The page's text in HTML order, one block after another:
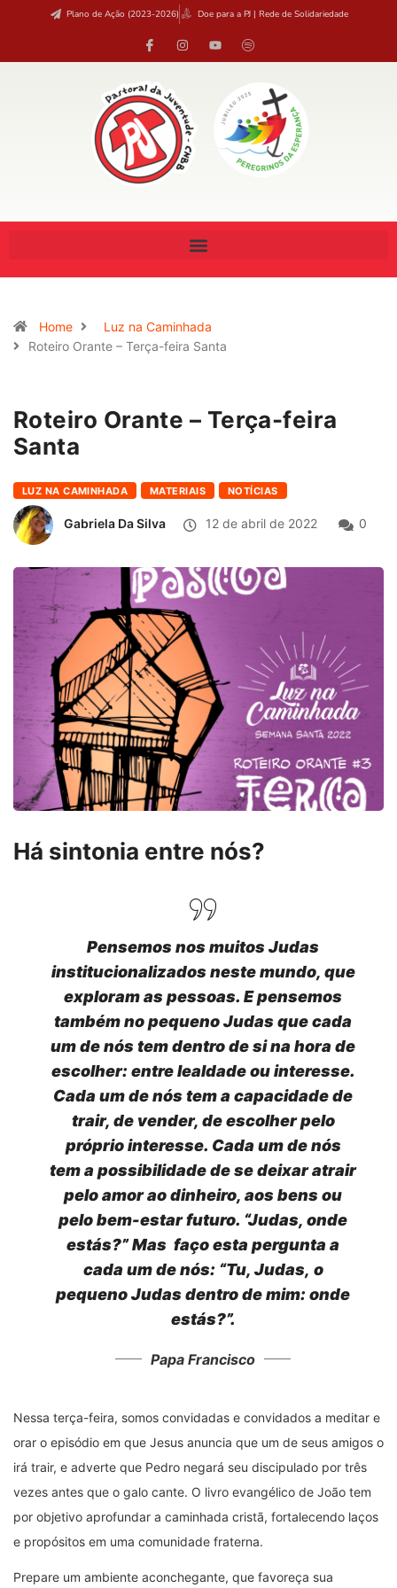
Plano de Ação (2023-2026) Doe para a PJ | Rede de Solidariedade
Home
Luz na Caminhada
Roteiro Orante – Terça-feira Santa
Roteiro Orante – Terça-feira
Santa
LUZ NA CAMINHADA MATERIAIS NOTÍCIAS
Gabriela Da Silva 12 de abril de 2022 0
Há sintonia entre nós?
Pensemos nos muitos Judas
institucionalizados neste mundo, que
exploram as pessoas. E pensemos
também nopequeno Judas que cada
um de nós tem dentro de si na hora de
escolher: entre lealdade ou interesse.
Cada um de nós tem a capacidade de
trair, de vender, de escolher pelo
próprio interesse. Cada um de nós
tem a possibilidade de se deixar atrair
pelo amor ao dinheiro, aos bens ou
pelo bem-estar futuro. “Judas, onde
estás?” Mas faço esta pergunta a
cada um de nós: “Tu, Judas, o
pequeno Judas dentro de mim: onde
estás?”.
Papa Francisco
Nessa terça-feira, somos convidadas e convidados a meditar e
orar o episódio em que Jesus anuncia que um de seus amigos o
irá trair, e adverte que Pedro negará seu discipulado por três
vezes antes que o galo cante. O livro evangélico de João tem
por objetivo aprofundar a caminhada cristã, fortalecendo laços
e propósitos em uma comunidade fraterna.
Prepare um ambiente aconchegante, que favoreça sua